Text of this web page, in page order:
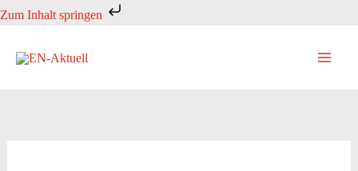
Zum Inhalt springen
Zum
springen